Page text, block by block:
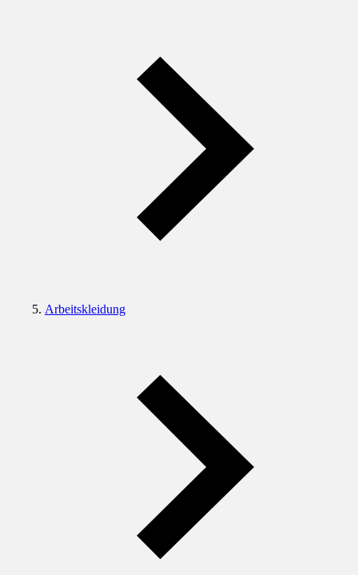
Arbeitskleidung